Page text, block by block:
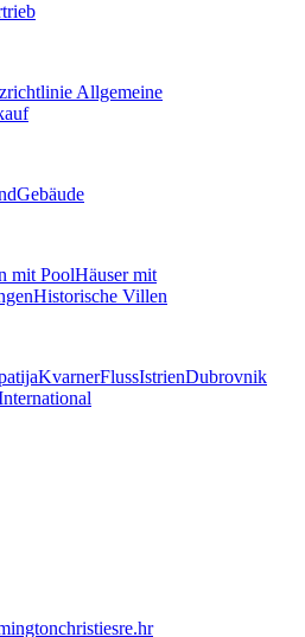
Allgemeine
Gebäude
mit PoolHäuser mit
Historische Villen
KvarnerFlussIstrienDubrovnik